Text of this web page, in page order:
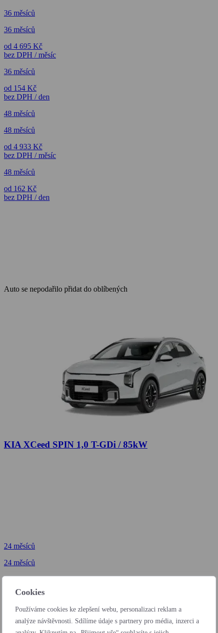
Cookies
Používáme cookies ke zlepšení webu, personalizaci reklam a
analýze návštěvnosti. Sdílíme údaje s partnery pro média, inzerci a
36 měsíců
36 měsíců
od 4 695 Kč
bez DPH / měsíc
36 měsíců
od 154 Kč
bez DPH / den
48 měsíců
48 měsíců
od 4 933 Kč
bez DPH / měsíc
48 měsíců
od 162 Kč
bez DPH / den
Auto se nepodařilo přidat do oblíbených
KIA XCeed SPIN 1,0 T-GDi / 85kW
24 měsíců
24 měsíců
od 6 172 Kč
bez DPH / měsíc
24 měsíců
od 203 Kč
bez DPH / den